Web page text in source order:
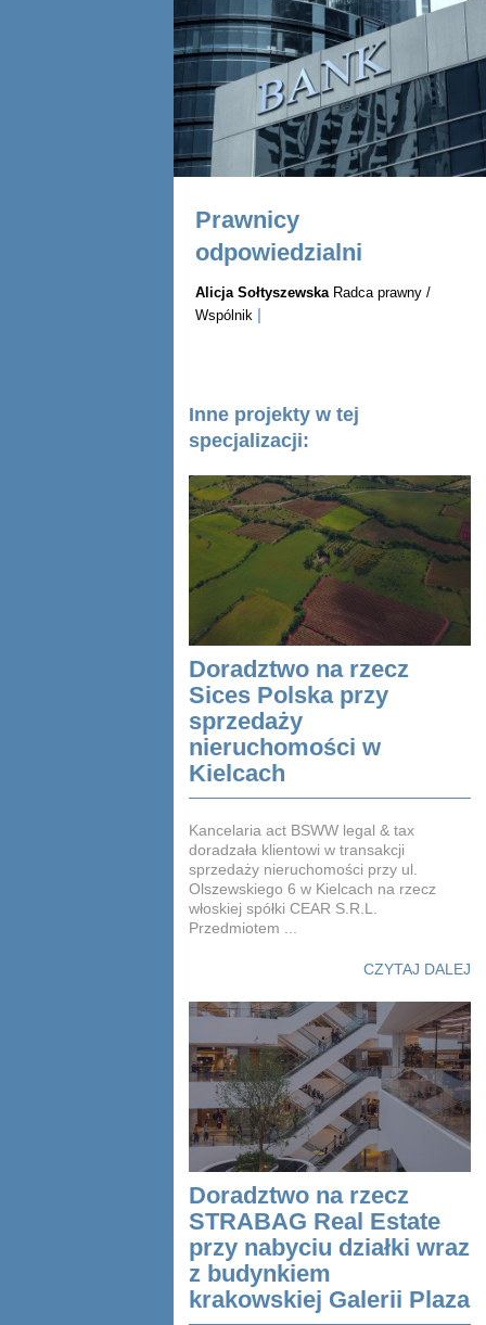
Prawnicy
odpowiedzialni
Alicja SołtyszewskaRadca prawny /
Wspólnik |
Inne projekty w tej
specjalizacji:
Doradztwo na rzecz
Sices Polska przy
sprzedaży
nieruchomości w
Kielcach
Kancelaria act BSWW legal & tax
doradzała klientowi w transakcji
sprzedaży nieruchomości przy ul.
Olszewskiego 6 w Kielcach na rzecz
włoskiej spółki CEAR S.R.L.
Przedmiotem ...
CZYTAJ DALEJ
Doradztwo na rzecz
STRABAG Real Estate
przy nabyciu działki wraz
z budynkiem
krakowskiej Galerii Plaza